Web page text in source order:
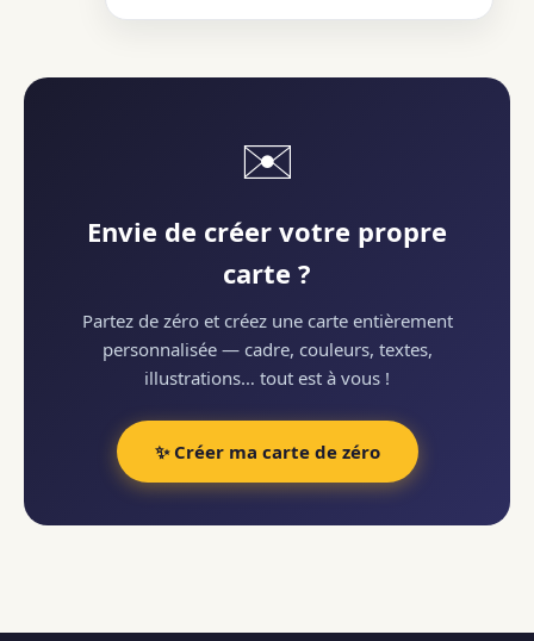
✉️
Envie de créer votre propre
carte ?
Partez de zéro et créez une carte entièrement
personnalisée — cadre, couleurs, textes,
illustrations… tout est à vous !
✨ Créer ma carte de zéro